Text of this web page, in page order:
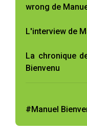
wrong de
L'interview de
La chronique
Bienvenu
#Manuel